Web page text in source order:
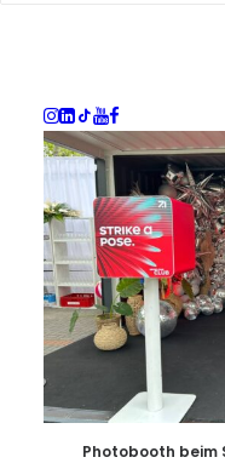
Photobooth beim